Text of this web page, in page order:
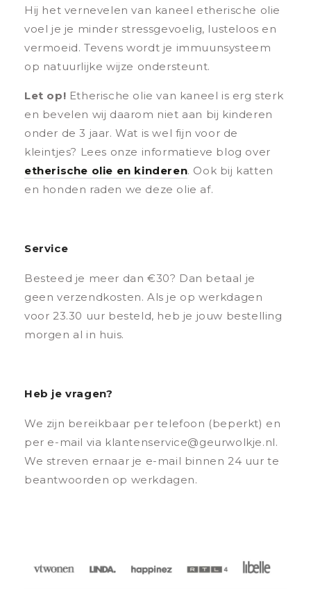
Hij het vernevelen van kaneel etherische olie
voel je je minder stressgevoelig, lusteloos en
vermoeid. Tevens wordt je immuunsysteem
op natuurlijke wijze ondersteunt.
Let op! Etherische olie van kaneel is erg sterk
en bevelen wij daarom niet aan bij kinderen
onder de 3 jaar. Wat is wel fijn voor de
kleintjes? Lees onze informatieve blog over
etherische olie en kinderen. Ook bij katten
en honden raden we deze olie af.
Service
Besteed je meer dan €30? Dan betaal je
geen verzendkosten. Als je op werkdagen
voor 23.30 uur besteld, heb je jouw bestelling
morgen al in huis.
Heb je vragen?
We zijn bereikbaar per telefoon (beperkt) en
per e-mail via klantenservice@geurwolkje.nl.
We streven ernaar je e-mail binnen 24 uur te
beantwoorden op werkdagen.